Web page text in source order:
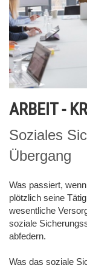
ARBEIT -
Soziales
Übergang
Was passiert,
plötzlich seine
wesentliche
soziale
abfedern.
Was das soziale